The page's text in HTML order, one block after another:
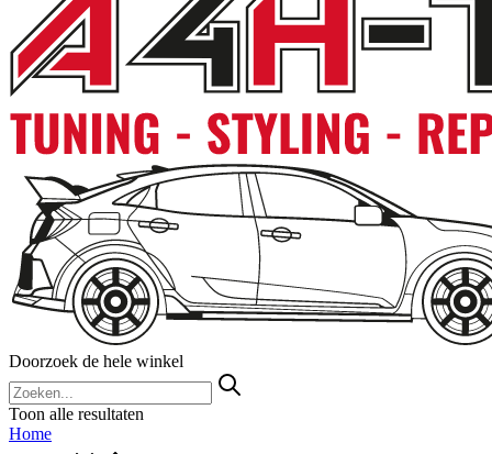
Doorzoek de hele winkel
Toon alle resultaten
Home